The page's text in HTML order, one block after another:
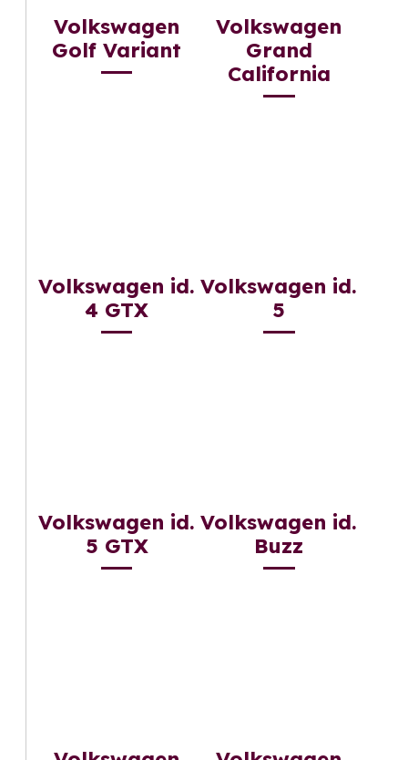
Volkswagen
Golf Variant
Volkswagen
Grand
California
Volkswagen id.
4 GTX
Volkswagen id.
5
Volkswagen id.
5 GTX
Volkswagen id.
Buzz